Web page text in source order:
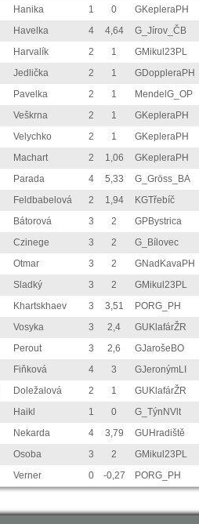
Hanika 1 0 GKepleraPH
Havelka 4 4,64 G_Jírov_ČB
Harvalík 2 1 GMikul23PL
Jedlička 2 1 GDoppleraPH
Pavelka 2 1 MendelG_OP
Veškrna 2 1 GKepleraPH
Velychko 2 1 GKepleraPH
Machart 2 1,06 GKepleraPH
Parada 4 5,33 G_Gröss_BA
Feldbabelová 2 1,94 KGTřebíč
Bátorová 3 2 GPBystrica
Czinege 3 2 G_Bílovec
Otmar 3 2 GNadKavaPH
Sladký 3 2 GMikul23PL
Khartskhaev 3 3,51 PORG_PH
Vosyka 3 2,4 GUKlafárŽR
Perout 3 2,6 GJarošeBO
Fiňková 4 3 GJeronýmLI
Doležalová 2 1 GUKlafárŽR
Haikl 1 0 G_TýnNVlt
Nekarda 4 3,79 GUHradiště
Osoba 3 2 GMikul23PL
Verner 0 -0,27 PORG_PH